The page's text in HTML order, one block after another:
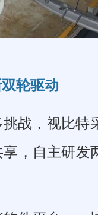
轮驱动
战，视比
，自主研